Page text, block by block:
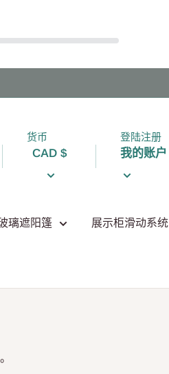
货币
CAD $
登陆注册
我的账户
璃遮阳篷 展示柜滑动系统